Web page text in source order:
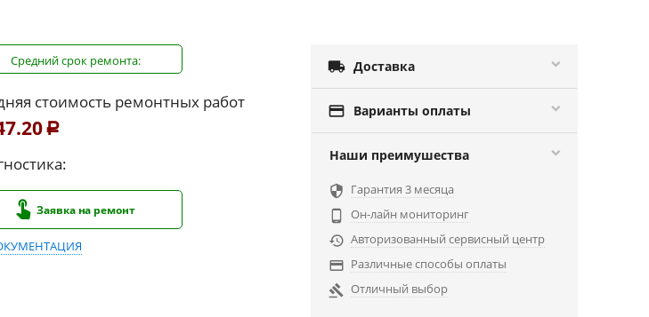
Средний срок ремонта:
стоимость ремонтных работ
Р
Заявка на ремонт
 Доставка
 Варианты оплаты
Наши преимушества
 Гарантия 3 месяца

Он-лайн мониторинг
 Авторизованный сервисный центр
 Различные способы оплаты
 Отличный выбор